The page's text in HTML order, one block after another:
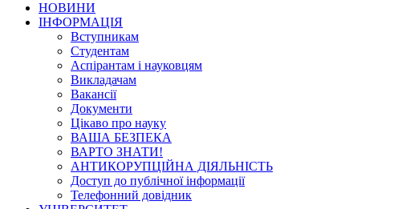
НОВИНИ
ІНФОРМАЦІЯ
Вступникам
Студентам
Аспірантам і науковцям
Викладачам
Вакансії
Документи
Цікаво про науку
ВАША БЕЗПЕКА
ВАРТО ЗНАТИ!
АНТИКОРУПЦІЙНА ДІЯЛЬНІСТЬ
Доступ до публічної інформації
Телефонний довідник